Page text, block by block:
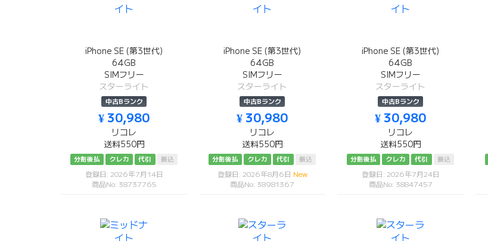
iPhone SE (第3世代)
64GB
SIMフリー
スターライト
中古Bランク
¥ 30,980
リコレ
送料550円
分割後払 クレカ 代引 振込
登録日: 2026年7月14日
商品No: 38737765
iPhone SE (第3世代)
64GB
SIMフリー
スターライト
中古Bランク
¥ 30,980
リコレ
送料550円
分割後払 クレカ 代引 振込
登録日: 2026年8月6日 New
商品No: 38981367
iPhone SE (第3世代)
64GB
SIMフリー
スターライト
中古Bランク
¥ 30,980
リコレ
送料550円
分割後払 クレカ 代引 振込
登録日: 2026年7月24日
商品No: 38847457